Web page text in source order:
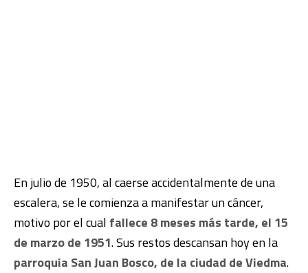
En julio de 1950, al caerse accidentalmente de una
escalera, se le comienza a manifestar un cáncer,
motivo por el cual fallece 8 meses más tarde, el 15
de marzo de 1951. Sus restos descansan hoy en la
parroquia San Juan Bosco, de la ciudad de Viedma.